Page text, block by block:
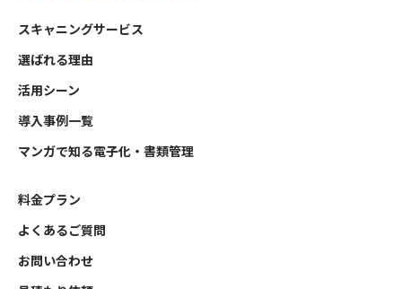
スキャニングサービス
選ばれる理由
活用シーン
導入事例一覧
マンガで知る電子化・書類管理
料金プラン
よくあるご質問
お問い合わせ